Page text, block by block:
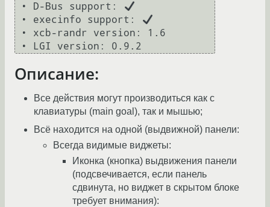
• D-Bus support:
• execinfo support:
Описание:
Все действия могут производиться как с
клавиатуры (main goal), так и мышью;
Всё находится на одной (выдвижной) панели:
Всегда видимые виджеты:
Иконка (кнопка) выдвижения панели
(подсвечивается, если панель
сдвинута, но виджет в скрытом блоке
требует внимания):